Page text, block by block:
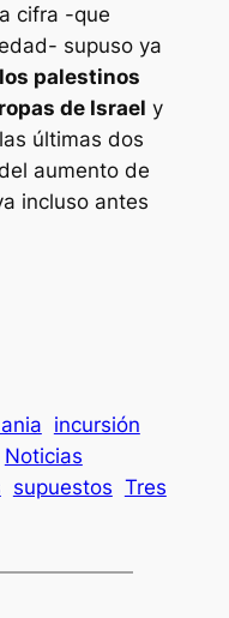
cifra -que
supuso ya
palestinos
de Israel y
últimas dos
aumento de
incluso antes
incursión
Noticias
supuestos Tres